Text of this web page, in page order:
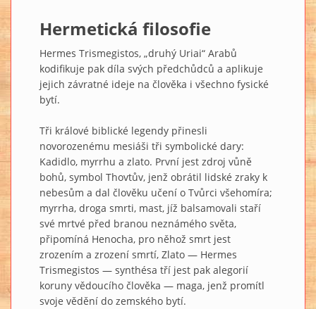
Hermetická filosofie
Hermes Trismegistos, „druhý Uriai“ Arabů
kodifikuje pak díla svých předchůdců a aplikuje
jejich závratné ideje na člověka i všechno fysické
bytí.
Tři králové biblické legendy přinesli
novorozenému mesiáši tři symbolické dary:
Kadidlo, myrrhu a zlato. První jest zdroj vůně
bohů, symbol Thovtův, jenž obrátil lidské zraky k
nebesům a dal člověku učení o Tvůrci všehomíra;
myrrha, droga smrti, mast, jíž balsamovali staří
své mrtvé před branou neznámého světa,
připomíná Henocha, pro něhož smrt jest
zrozením a zrození smrtí, Zlato — Hermes
Trismegistos — synthésa tří jest pak alegorií
koruny vědoucího člověka — maga, jenž promítl
svoje vědění do zemského bytí.